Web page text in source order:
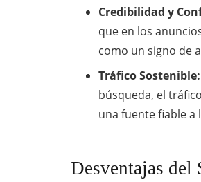
Credibilidad y
que en los
como un signo de
Tráfico Sostenible:
búsqueda, el
una fuente fiable a
Desventajas del